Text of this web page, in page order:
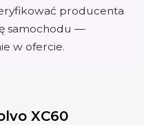
producenta
samochodu —
w ofercie.
XC60